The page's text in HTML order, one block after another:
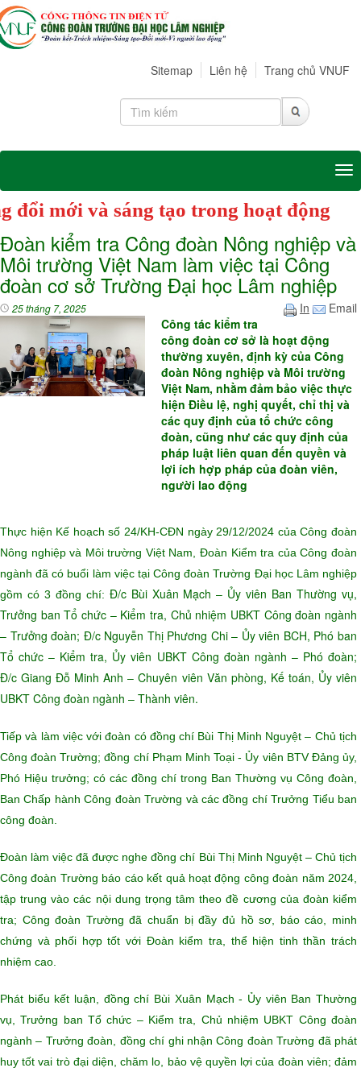
Sitemap Liên hệ Trang chủ VNUF
Cán
Đoàn kiểm tra Công đoàn Nông nghiệp và
Môi trường Việt Nam làm việc tại Công
đoàn cơ sở Trường Đại học Lâm nghiệp
25 tháng 7, 2025 In
Email
Công tác kiểm tra
công đoàn cơ sở là hoạt động
thường xuyên, định kỳ của Công
đoàn Nông nghiệp và Môi trường
Việt Nam, nhằm đảm bảo việc thực
hiện Điều lệ, nghị quyết, chỉ thị và
các quy định của tổ chức công
đoàn, cũng như các quy định của
pháp luật liên quan đến quyền và
lợi ích hợp pháp của đoàn viên,
người lao động
Thực hiện Kế hoạch số 24/KH-CĐN ngày 29/12/2024 của Công đoàn
Nông nghiệp và Môi trường Việt Nam, Đoàn Kiểm tra của Công đoàn
ngành đã có buổi làm việc tại Công đoàn Trường Đại học Lâm nghiệp
gồm có 3 đồng chí: Đ/c Bùi Xuân Mạch – Ủy viên Ban Thường vụ,
Trưởng ban Tổ chức – Kiểm tra, Chủ nhiệm UBKT Công đoàn ngành
– Trưởng đoàn; Đ/c Nguyễn Thị Phương Chi – Ủy viên BCH, Phó ban
Tổ chức – Kiểm tra, Ủy viên UBKT Công đoàn ngành – Phó đoàn;
Đ/c Giang Đỗ Minh Anh – Chuyên viên Văn phòng, Kế toán, Ủy viên
UBKT Công đoàn ngành – Thành viên.
Tiếp và làm việc với đoàn có đồng chí Bùi Thị Minh Nguyệt – Chủ tịch
Công đoàn Trường; đồng chí Phạm Minh Toại - Ủy viên BTV Đảng ủy,
Phó Hiệu trưởng; có các đồng chí trong Ban Thường vụ Công đoàn,
Ban Chấp hành Công đoàn Trường và các đồng chí Trưởng Tiểu ban
công đoàn.
Đoàn làm việc đã được nghe đồng chí Bùi Thị Minh Nguyệt – Chủ tịch
Công đoàn Trường báo cáo kết quả hoạt động công đoàn năm 2024,
tập trung vào các nội dung trọng tâm theo đề cương của đoàn kiểm
tra; Công đoàn Trường đã chuẩn bị đầy đủ hồ sơ, báo cáo, minh
chứng và phối hợp tốt với Đoàn kiểm tra, thể hiện tinh thần trách
nhiệm cao.
Phát biểu kết luận, đồng chí Bùi Xuân Mạch - Ủy viên Ban Thường
vụ, Trưởng ban Tổ chức – Kiểm tra, Chủ nhiệm UBKT Công đoàn
ngành – Trưởng đoàn, đồng chí ghi nhận Công đoàn Trường đã phát
huy tốt vai trò đại diện, chăm lo, bảo vệ quyền lợi của đoàn viên; đảm